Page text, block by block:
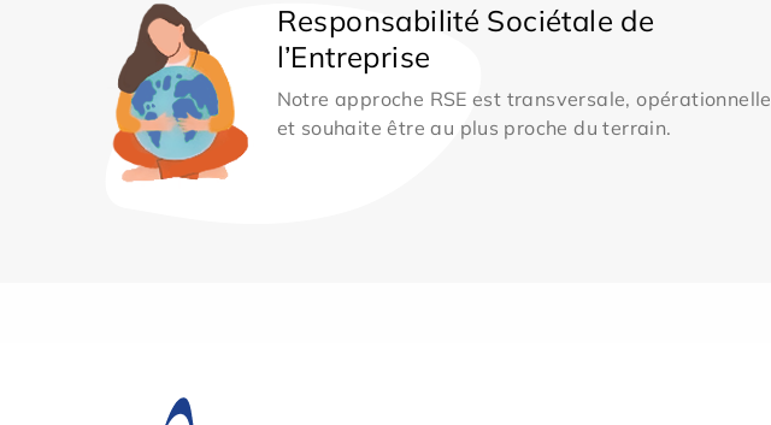
Responsabilité Sociétale de
l’Entreprise
Notre approche RSE est transversale, opérationnelle
et souhaite être au plus proche du terrain.